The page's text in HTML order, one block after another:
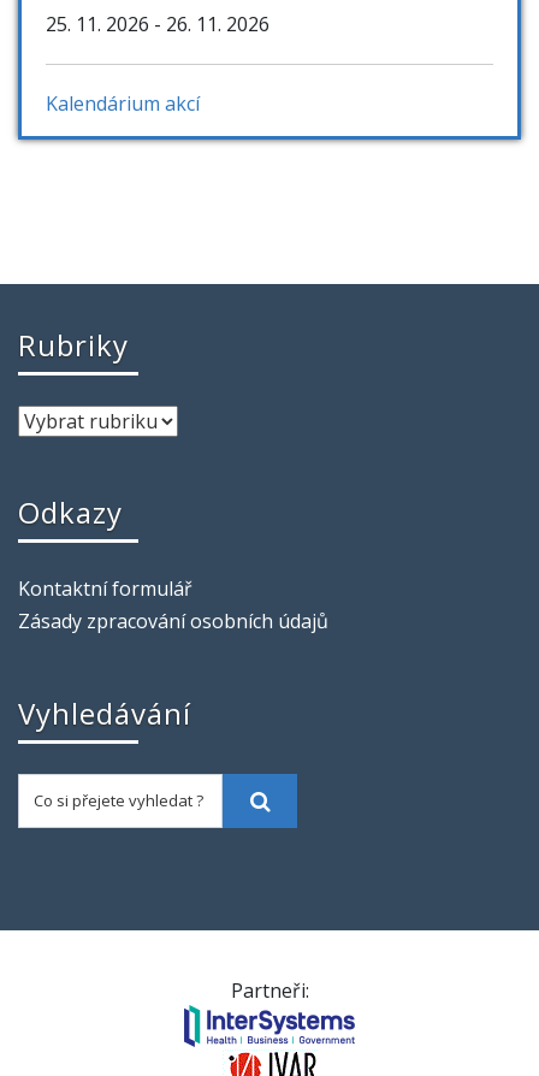
25. 11. 2026 - 26. 11. 2026
Kalendárium akcí
Rubriky
Odkazy
Kontaktní formulář
Zásady zpracování osobních údajů
Vyhledávání
Partneři: